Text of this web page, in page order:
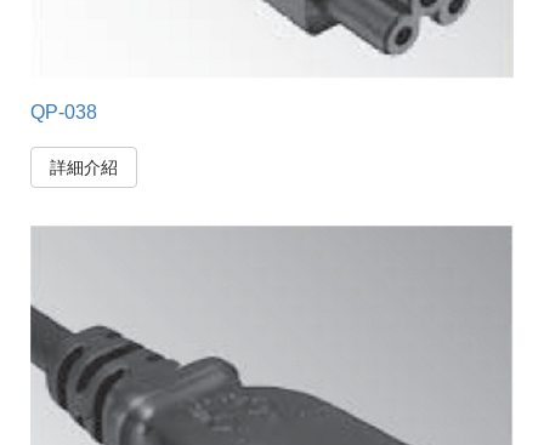
QP-038
詳細介紹